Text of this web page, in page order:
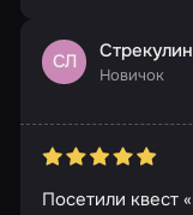
СЛ
Новичок
Посетили квест